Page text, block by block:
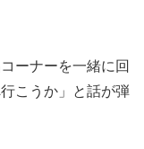
ーナーを一緒に回
こうか」と話が弾